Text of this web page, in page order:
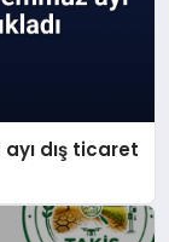
dış ticaret